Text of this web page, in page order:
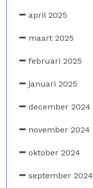
april 2025
maart 2025
februari 2025
januari 2025
december 2024
november 2024
oktober 2024
september 2024